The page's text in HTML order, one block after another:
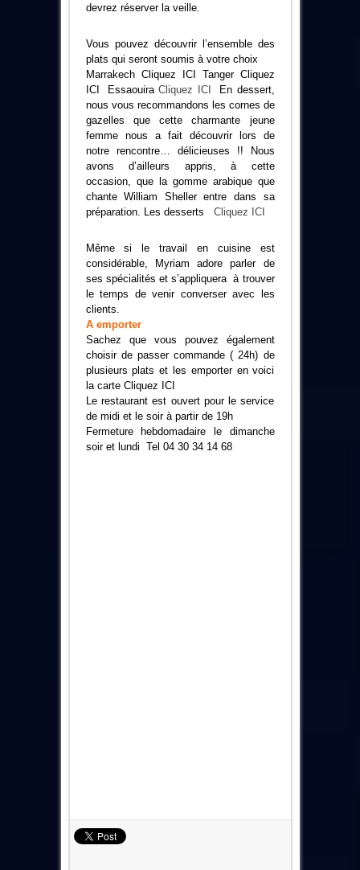
devrez réserver la veille.
Vous pouvez découvrir l’ensemble des
plats qui seront soumis à votre choix
Marrakech Cliquez ICI Tanger Cliquez
ICI EssaouiraCliquez ICI
En dessert,
nous vous recommandons les cornes de
gazelles que cette charmante jeune
femme nous a fait découvrir lors de
notre rencontre… délicieuses !! Nous
avons d’ailleurs appris, à cette
occasion, que la gomme arabique que
chante William Sheller entre dans sa
préparation. Les desserts
Cliquez ICI
Même si le travail en cuisine est
considérable, Myriam adore parler de
ses spécialités et s’appliquera à trouver
le temps de venir converser avec les
clients.
A emporter
Sachez que vous pouvez également
choisir de passer commande ( 24h) de
plusieurs plats et les emporter en voici
la carte Cliquez ICI
Le restaurant est ouvert pour le service
de midi et le soir à partir de 19h
Fermeture hebdomadaire le dimanche
soir et lundi Tel 04 30 34 14 68